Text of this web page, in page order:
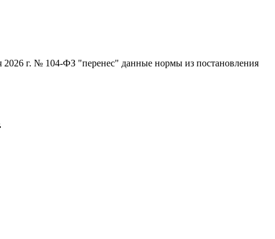
2026 г. № 104-ФЗ "перенес" данные нормы из постановления